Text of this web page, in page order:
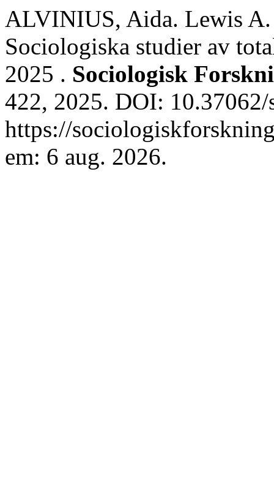
ALVINIUS, Aida. Lewis
Sociologiska studier av
2025 . Sociologisk
422, 2025. DOI:
https://
em: 6 aug. 2026.